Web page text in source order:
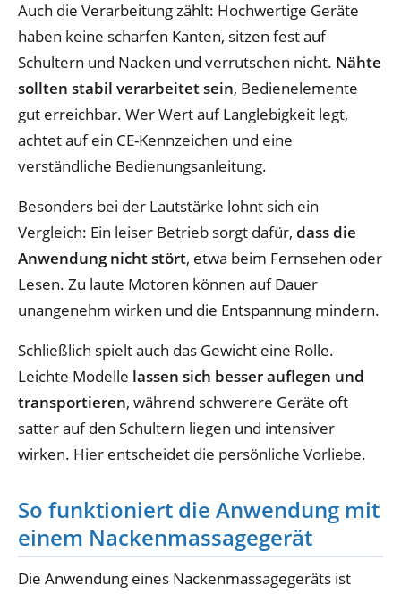
Auch die Verarbeitung zählt: Hochwertige Geräte
haben keine scharfen Kanten, sitzen fest auf
Schultern und Nacken und verrutschen nicht. Nähte
sollten stabil verarbeitet sein, Bedienelemente
gut erreichbar. Wer Wert auf Langlebigkeit legt,
achtet auf ein CE-Kennzeichen und eine
verständliche Bedienungsanleitung.
Besonders bei der Lautstärke lohnt sich ein
Vergleich: Ein leiser Betrieb sorgt dafür, dass die
Anwendung nicht stört, etwa beim Fernsehen oder
Lesen. Zu laute Motoren können auf Dauer
unangenehm wirken und die Entspannung mindern.
Schließlich spielt auch das Gewicht eine Rolle.
Leichte Modelle lassen sich besser auflegen und
transportieren, während schwerere Geräte oft
satter auf den Schultern liegen und intensiver
wirken. Hier entscheidet die persönliche Vorliebe.
So funktioniert die Anwendung mit
einem Nackenmassagegerät
Die Anwendung eines Nackenmassagegeräts ist